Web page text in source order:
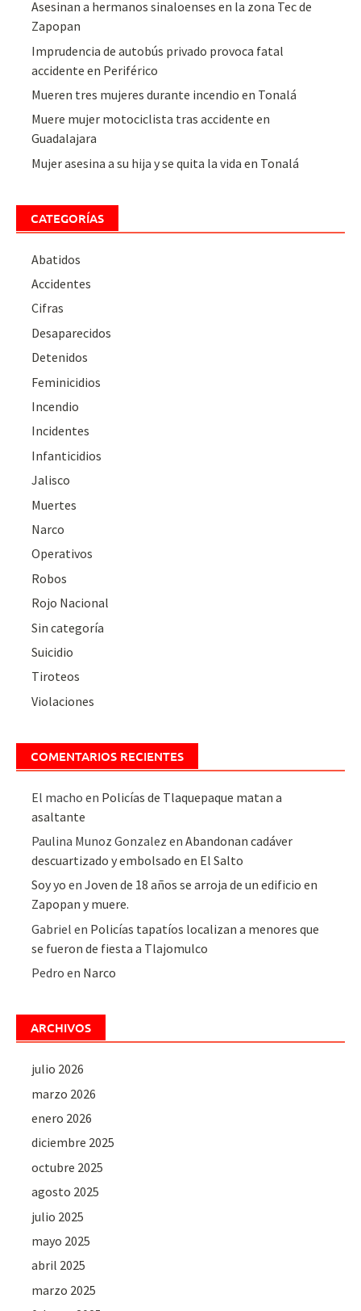
Asesinan a hermanos sinaloenses en la zona Tec de
Zapopan
Imprudencia de autobús privado provoca fatal
accidente en Periférico
Mueren tres mujeres durante incendio en Tonalá
Muere mujer motociclista tras accidente en
Guadalajara
Mujer asesina a su hija y se quita la vida en Tonalá
CATEGORÍAS
Abatidos
Accidentes
Cifras
Desaparecidos
Detenidos
Feminicidios
Incendio
Incidentes
Infanticidios
Jalisco
Muertes
Narco
Operativos
Robos
Rojo Nacional
Sin categoría
Suicidio
Tiroteos
Violaciones
COMENTARIOS RECIENTES
El macho en Policías de Tlaquepaque matan a
asaltante
Paulina Munoz Gonzalez enAbandonan cadáver
descuartizado y embolsado en El Salto
Soy yo enJoven de 18 años se arroja de un edificio en
Zapopan y muere.
Gabriel en Policías tapatíos localizan a menores que
se fueron de fiesta a Tlajomulco
Pedro en Narco
ARCHIVOS
julio 2026
marzo 2026
enero 2026
diciembre 2025
octubre 2025
agosto 2025
julio 2025
mayo 2025
abril 2025
marzo 2025